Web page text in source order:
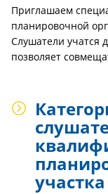
Приглашаем
планировочной
Слушатели учатся
позволяет
участка